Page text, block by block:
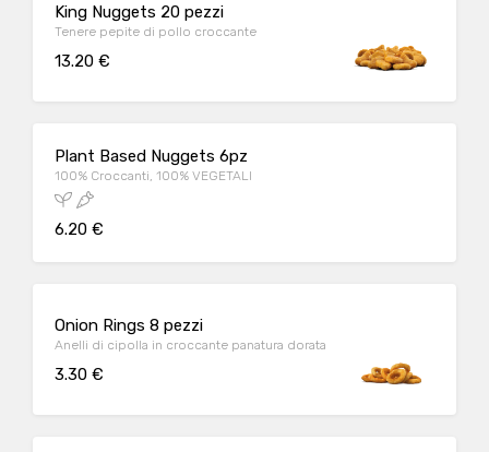
King Nuggets 20 pezzi
Tenere pepite di pollo croccante
13.20 €
Plant Based Nuggets 6pz
100% Croccanti, 100% VEGETALI
6.20 €
Onion Rings 8 pezzi
Anelli di cipolla in croccante panatura dorata
3.30 €